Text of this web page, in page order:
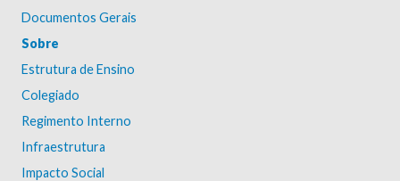
Documentos Gerais
Sobre
Estrutura de Ensino
Colegiado
Regimento Interno
Infraestrutura
Impacto Social